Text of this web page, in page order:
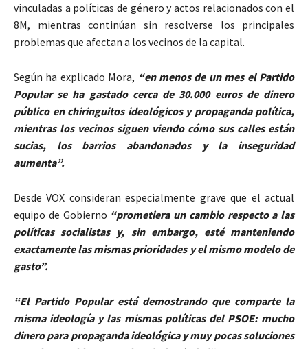
vinculadas a políticas de género y actos relacionados con el
8M, mientras continúan sin resolverse los principales
problemas que afectan a los vecinos de la capital.
Según ha explicado Mora, “en menos de un mes el Partido
Popular se ha gastado cerca de 30.000 euros de dinero
público en chiringuitos ideológicos y propaganda política,
mientras los vecinos siguen viendo cómo sus calles están
sucias, los barrios abandonados y la inseguridad
aumenta”.
Desde VOX consideran especialmente grave que el actual
equipo de Gobierno “prometiera un cambio respecto a las
políticas socialistas y, sin embargo, esté manteniendo
exactamente las mismas prioridades y el mismo modelo de
gasto”.
“El Partido Popular está demostrando que comparte la
misma ideología y las mismas políticas del PSOE: mucho
dinero para propaganda ideológica y muy pocas soluciones